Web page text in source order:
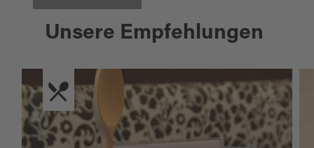
Unsere Empfehlungen